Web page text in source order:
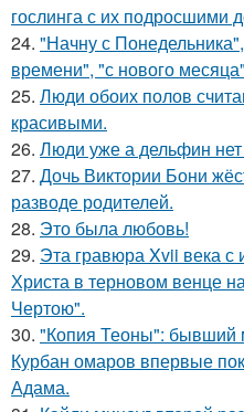
гослинга с их подросшими
24. "Начну с
времени", "с нового
25. Люди обоих полов
красивыми.
26. Люди уже а дельфин нет
27. Дочь Виктории Бони
разводе родителей.
28. Это была любовь!
29. Эта гравюра Xvii века
Христа в терновом венце
Чертою".
30. "Копия Теоны": бывший
Курбан омаров впервые
Адама.